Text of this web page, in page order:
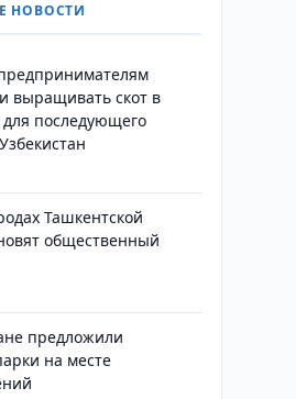
НОВОСТИ
выращивать скот в
для последующего
Ташкентской
общественный
предложили
на месте